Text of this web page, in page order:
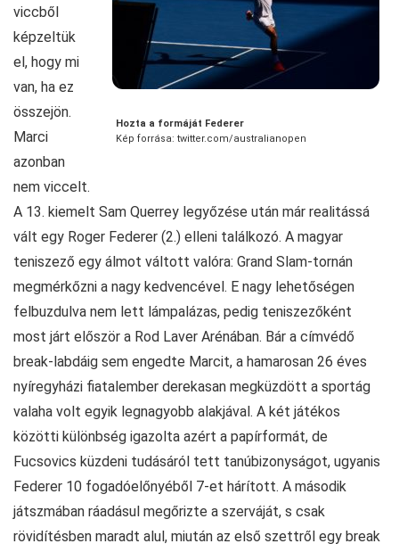
Hozta a formáját Federer
Kép forrása: twitter.com/australianopen
viccből
képzeltük
el, hogy mi
van, ha ez
összejön.
Marci
azonban
nem viccelt.
A 13. kiemelt Sam Querrey legyőzése után már realitássá
vált egy Roger Federer (2.) elleni találkozó. A magyar
teniszező egy álmot váltott valóra: Grand Slam-tornán
megmérkőzni a nagy kedvencével. E nagy lehetőségen
felbuzdulva nem lett lámpalázas, pedig teniszezőként
most járt először a Rod Laver Arénában. Bár a címvédő
break-labdáig sem engedte Marcit, a hamarosan 26 éves
nyíregyházi fiatalember derekasan megküzdött a sportág
valaha volt egyik legnagyobb alakjával. A két játékos
közötti különbség igazolta azért a papírformát, de
Fucsovics küzdeni tudásáról tett tanúbizonyságot, ugyanis
Federer 10 fogadóelőnyéből 7-et hárított. A második
játszmában ráadásul megőrizte a szerváját, s csak
rövidítésben maradt alul, miután az első szettről egy break